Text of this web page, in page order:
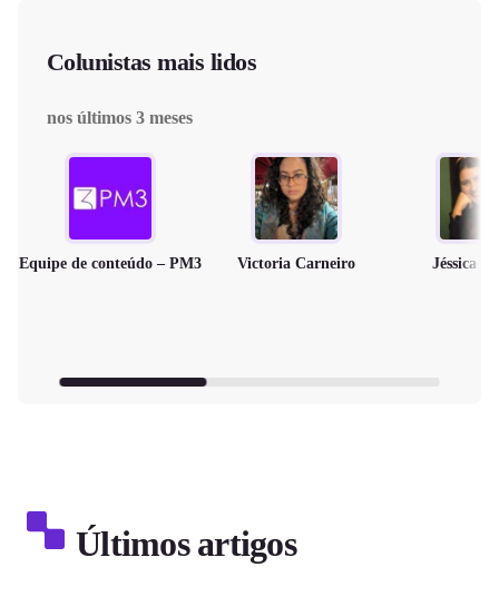
Colunistas mais lidos
nos últimos 3 meses
Equipe de conteúdo – PM3 Victoria Carneiro Jéssica
Últimos artigos